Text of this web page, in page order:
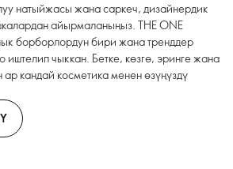
натыйжасы жана саркеч, дизайнердик
айырмаланыңыз. THE ONE
борборлордун бири жана тренддер
иштелип чыккан. Бетке, көзгө, эринге жана
кандай косметика менен өзүңүздү